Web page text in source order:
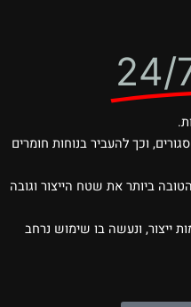
וכך להעביר בנוחות חומרים
ביותר את שטח הייצור וגובה
ייצור, ונעשה בו שימוש נרחב